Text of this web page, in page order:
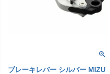
ブレーキレバー シルバー MIZU